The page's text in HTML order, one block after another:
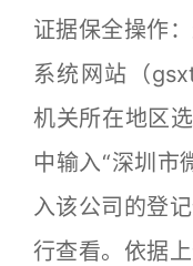
证据保全操作
系统网站（
机关所在地区
中输入“深圳市
入该公司的登
行查看。依据